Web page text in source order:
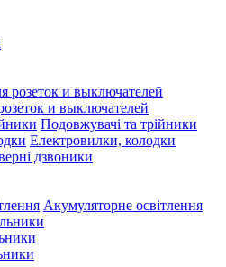
и выключателей
Подовжувачі та трійники
Електровилки, колодки
дзвоники
Акумуляторне освітлення